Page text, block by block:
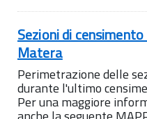
Sezioni di
Matera
Perimetrazione delle
durante l'ultimo
Per una maggiore